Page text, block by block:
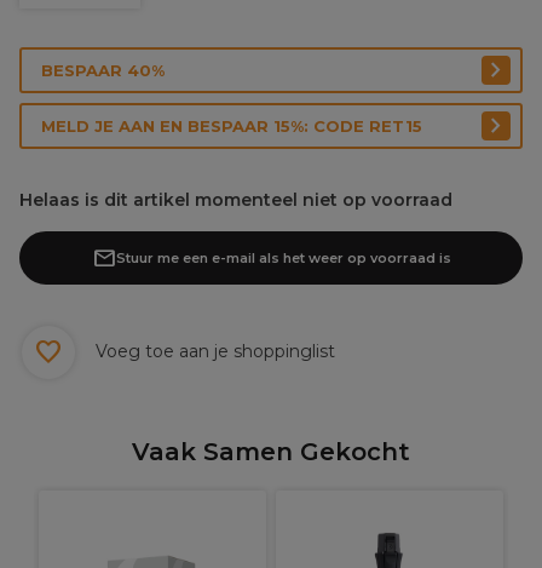
BESPAAR 40%
MELD JE AAN EN BESPAAR 15%: CODE RET15
Helaas is dit artikel momenteel niet op voorraad
Stuur me een e-mail als het weer op voorraad is
Voeg toe aan je shoppinglist
Vaak Samen Gekocht